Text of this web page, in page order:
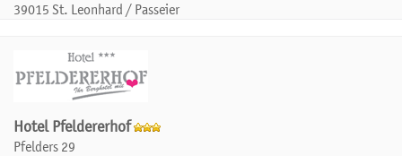
39015 St. Leonhard / Passeier
Hotel Pfeldererhof
Pfelders 29